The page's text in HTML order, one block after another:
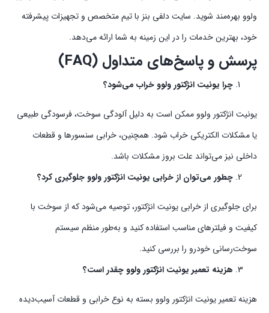
ولوو بهره‌مند شوید. سایت دلفی بنز با تیم متخصص و تجهیزات پیشرفته
خود، بهترین خدمات را در این زمینه به شما ارائه می‌دهد.
پرسش و پاسخ‌های متداول (FAQ)
چرا یونیت انژکتور ولوو خراب می‌شود؟
یونیت انژکتور ولوو ممکن است به دلیل آلودگی سوخت، فرسودگی طبیعی
یا مشکلات الکتریکی خراب شود. همچنین، خرابی سنسورها و قطعات
داخلی نیز می‌تواند علت بروز مشکلات باشد.
چطور می‌توان از خرابی یونیت انژکتور ولوو جلوگیری کرد؟
برای جلوگیری از خرابی یونیت انژکتور، توصیه می‌شود که از سوخت با
کیفیت و فیلترهای مناسب استفاده کنید و به‌طور منظم سیستم
سوخت‌رسانی خودرو را بررسی کنید.
هزینه تعمیر یونیت انژکتور ولوو چقدر است؟
هزینه تعمیر یونیت انژکتور ولوو بسته به نوع خرابی و قطعات آسیب‌دیده